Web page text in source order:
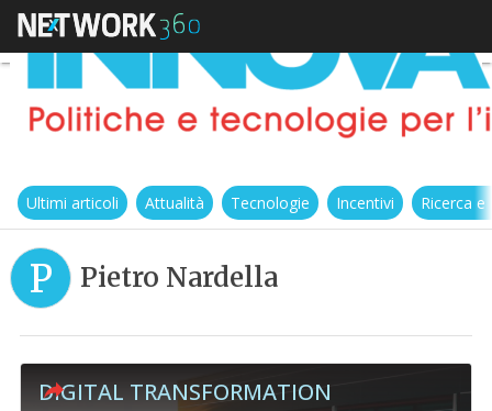
Ultimi articoli Attualità Tecnologie Incentivi Ricerca
P Pietro Nardella
DIGITAL TRANSFORMATION